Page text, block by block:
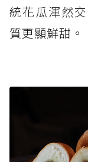
統花瓜渾然
質更顯鮮甜。